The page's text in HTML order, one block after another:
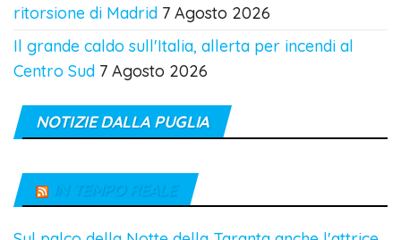
ritorsione di Madrid 7 Agosto 2026
Il grande caldo sull'Italia, allerta per incendi al
Centro Sud 7 Agosto 2026
NOTIZIE DALLA PUGLIA
IN TEMPO REALE